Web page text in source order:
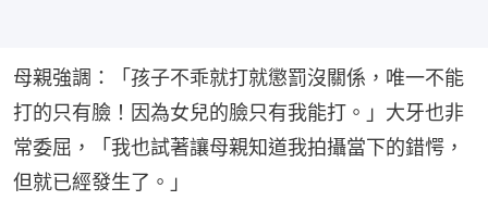
母親強調：「孩子不乖就打就懲罰沒關係，唯一不能
打的只有臉！因為女兒的臉只有我能打。」大牙也非
常委屈，「我也試著讓母親知道我拍攝當下的錯愕，
但就已經發生了。」